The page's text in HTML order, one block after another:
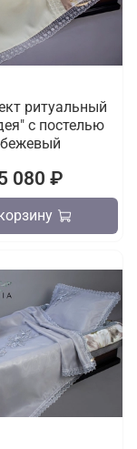
ритуальный
с постелью
бежевый
080 ₽